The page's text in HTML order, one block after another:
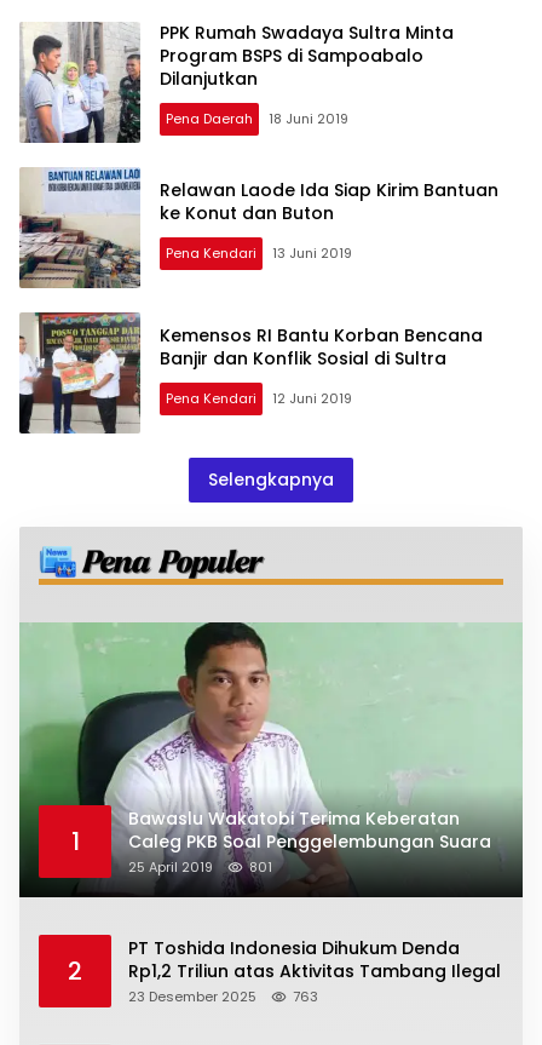
PPK Rumah Swadaya Sultra Minta
Program BSPS di Sampoabalo
Dilanjutkan
Pena Daerah 18 Juni 2019
Relawan Laode Ida Siap Kirim Bantuan
ke Konut dan Buton
Pena Kendari 13 Juni 2019
Kemensos RI Bantu Korban Bencana
Banjir dan Konflik Sosial di Sultra
Pena Kendari 12 Juni 2019
Selengkapnya
1
Bawaslu Wakatobi Terima Keberatan
Caleg PKB Soal Penggelembungan Suara
25 April 2019 801
2
PT Toshida Indonesia Dihukum Denda
Rp1,2 Triliun atas Aktivitas Tambang Ilegal
23 Desember 2025 763